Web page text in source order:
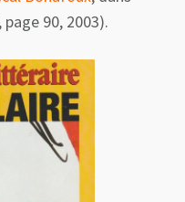
page 90, 2003).